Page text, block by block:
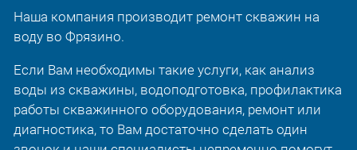
Наша компания производит ремонт скважин на
воду во Фрязино.
Если Вам необходимы такие услуги, как анализ
воды из скважины, водоподготовка, профилактика
работы скважинного оборудования, ремонт или
диагностика, то Вам достаточно сделать один